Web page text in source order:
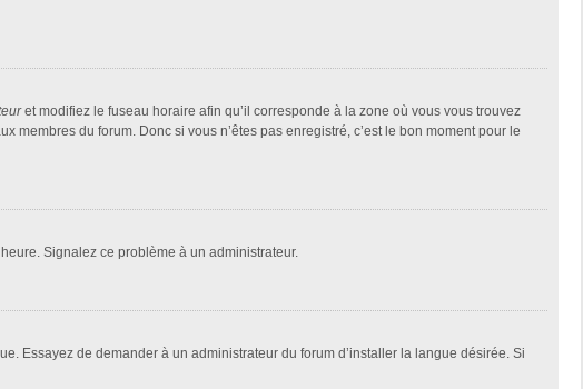
et modifiez le fuseau horaire afin qu’il corresponde à la zone où vous vous trouvez
membres du forum. Donc si vous n’êtes pas enregistré, c’est le bon moment pour le
Signalez ce problème à un administrateur.
Essayez de demander à un administrateur du forum d’installer la langue désirée. Si